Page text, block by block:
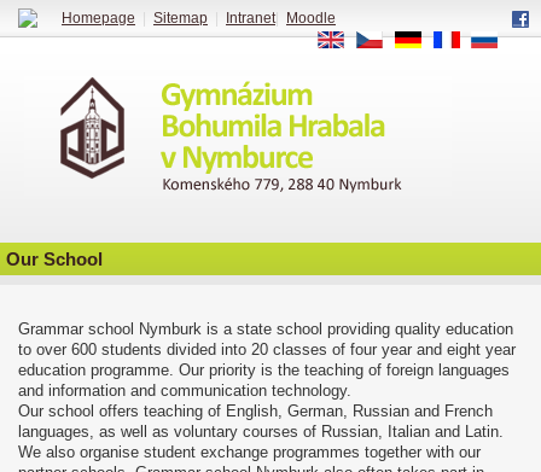
Our School
Grammar school Nymburk is a state school providing quality education
to over 600 students divided into 20 classes of four year and eight year
education programme. Our priority is the teaching of foreign languages
and information and communication technology.
Our school offers teaching of English, German, Russian and French
languages, as well as voluntary courses of Russian, Italian and Latin.
We also organise student exchange programmes together with our
Homepage Sitemap Intranet|
Moodle
EN
CS DE FR RU